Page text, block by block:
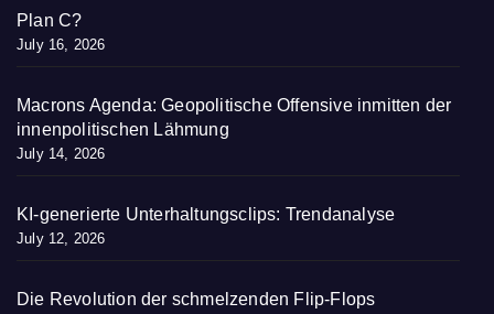
Plan C?
July 16, 2026
Macrons Agenda: Geopolitische Offensive inmitten der
innenpolitischen Lähmung
July 14, 2026
KI-generierte Unterhaltungsclips: Trendanalyse
July 12, 2026
Die Revolution der schmelzenden Flip-Flops